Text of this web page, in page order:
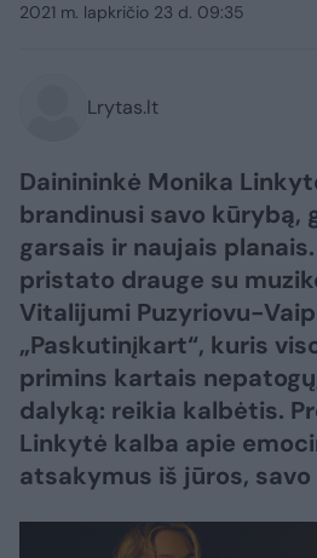
2021 m. lapkričio 23 d. 09:35
Lrytas.lt
Dainininkė Monika
brandinusi savo kūrybą,
garsais ir naujais
pristato drauge su
Vitalijumi Puzyriovu-
„Paskutinįkart“, kuris
primins kartais
dalyką: reikia kalbėtis.
Linkytė kalba apie
atsakymus iš jūros,